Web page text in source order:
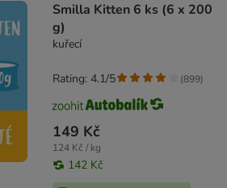
Smilla Kitten 6 ks (6 x 200
g)
kuřecí
149 Kč
124 Kč / kg
142 Kč
Rating: 4.1/5 (899)